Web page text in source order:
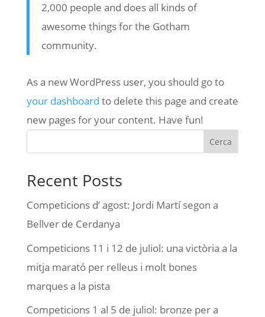
2,000 people and does all kinds of
awesome things for the Gotham
community.
As a new WordPress user, you should go to
your dashboard to delete this page and create
new pages for your content. Have fun!
Cerca
Recent Posts
Competicions d’ agost: Jordi Martí segon a
Bellver de Cerdanya
Competicions 11 i 12 de juliol: una victòria a la
mitja marató per relleus i molt bones
marques a la pista
Competicions 1 al 5 de juliol: bronze per a